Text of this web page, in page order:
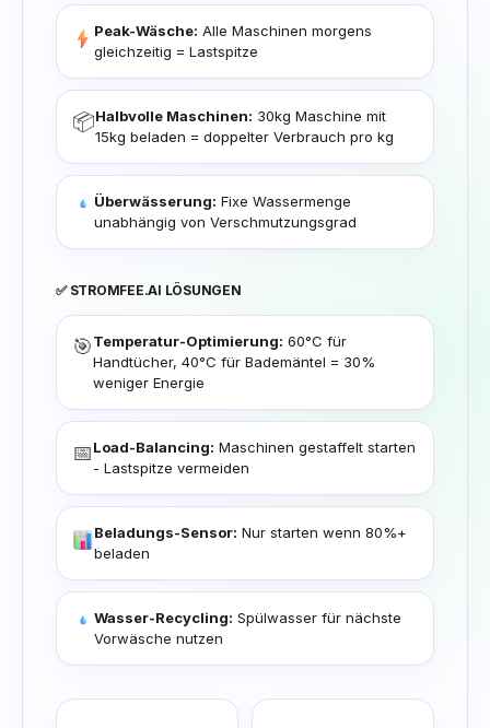
Peak-Wäsche: Alle Maschinen morgens
gleichzeitig = Lastspitze
📦Halbvolle Maschinen: 30kg Maschine mit
15kg beladen = doppelter Verbrauch pro kg
Überwässerung: Fixe Wassermenge
unabhängig von Verschmutzungsgrad
✅ STROMFEE.AI LÖSUNGEN
🎯Temperatur-Optimierung: 60°C für
Handtücher, 40°C für Bademäntel = 30%
weniger Energie
📅Load-Balancing: Maschinen gestaffelt starten
- Lastspitze vermeiden
Beladungs-Sensor: Nur starten wenn 80%+
beladen
Wasser-Recycling: Spülwasser für nächste
Vorwäsche nutzen